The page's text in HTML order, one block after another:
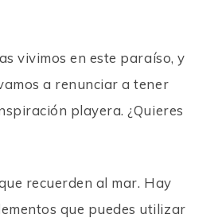
vivimos en este paraíso, y
a renunciar a tener
playera. ¿Quieres
recuerden al mar. Hay
que puedes utilizar